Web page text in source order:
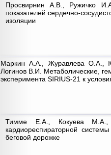
Просвирнин А.В., Ружичко
показателей сердечно-
изоляции
Маркин А.А., Журавлева О.А.,
Логинов В.И. Метаболические,
эксперимента SIRIUS-21 к
Тимме Е.А., Кокуева М.А.,
кардиореспираторной
беговой дорожке